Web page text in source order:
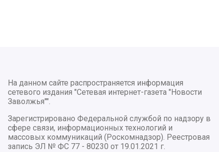
На данном сайте распространяется информация
сетевого издания "Сетевая интернет-газета "Новости
Заволжья"".
Зарегистрировано Федеральной службой по надзору в
сфере связи, информационных технологий и
массовых коммуникаций (Роскомнадзор). Реестровая
запись ЭЛ № ФС 77 - 80230 от 19.01.2021 г.